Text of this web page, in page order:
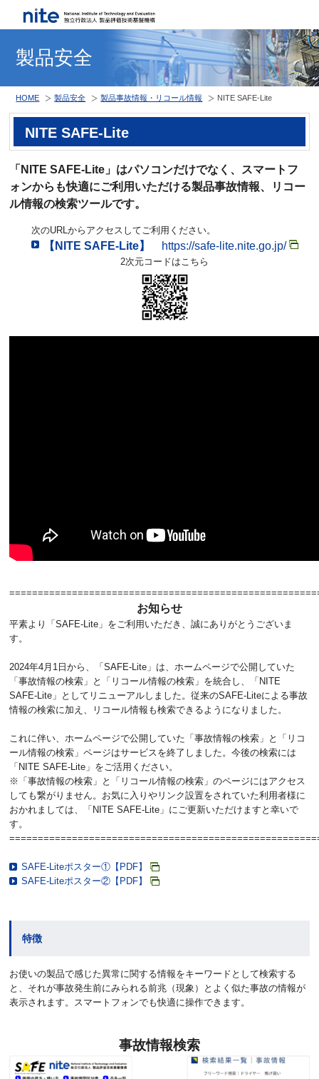
製品安全
HOME 製品安全 製品事故情報・リコール情報 NITE SAFE-Lite
NITE SAFE-Lite
「NITE SAFE-Lite」はパソコンだけでなく、スマートフ
ォンからも快適にご利用いただける製品事故情報、リコー
ル情報の検索ツールです。
次のURLからアクセスしてご利用ください。
【NITE SAFE-Lite】 https://safe-lite.nite.go.jp/
2次元コードはこちら
お知らせ
平素より「SAFE-Lite」をご利用いただき、誠にありがとうございま
す。
2024年4月1日から、「SAFE-Lite」は、ホームページで公開していた
「事故情報の検索」と「リコール情報の検索」を統合し、「NITE
SAFE-Lite」としてリニューアルしました。従来のSAFE-Liteによる事故
情報の検索に加え、リコール情報も検索できるようになりました。
これに伴い、ホームページで公開していた「事故情報の検索」と「リコ
ール情報の検索」ページはサービスを終了しました。今後の検索には
「NITE SAFE-Lite」をご活用ください。
※「事故情報の検索」と「リコール情報の検索」のページにはアクセス
しても繋がりません。お気に入りやリンク設置をされていた利用者様に
おかれましては、「NITE SAFE-Lite」にご更新いただけますと幸いで
す。
SAFE-Liteポスター①【PDF】
SAFE-Liteポスター②【PDF】
特徴
お使いの製品で感じた異常に関する情報をキーワードとして検索する
と、それが事故発生前にみられる前兆（現象）とよく似た事故の情報が
表示されます。スマートフォンでも快適に操作できます。
事故情報検索